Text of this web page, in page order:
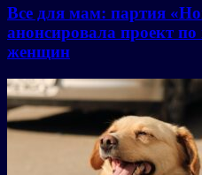
Все для мам: партия
анонсировала проект
женщин